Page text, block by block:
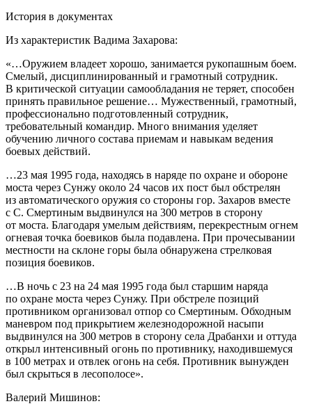
История в документах
Из характеристик Вадима Захарова:
«…Оружием владеет хорошо, занимается рукопашным боем.
Смелый, дисциплинированный и грамотный сотрудник.
В критической ситуации самообладания не теряет, способен
принять правильное решение… Мужественный, грамотный,
профессионально подготовленный сотрудник,
требовательный командир. Много внимания уделяет
обучению личного состава приемам и навыкам ведения
боевых действий.
…23 мая 1995 года, находясь в наряде по охране и обороне
моста через Сунжу около 24 часов их пост был обстрелян
из автоматического оружия со стороны гор. Захаров вместе
с С. Смертиным выдвинулся на 300 метров в сторону
от моста. Благодаря умелым действиям, перекрестным огнем
огневая точка боевиков была подавлена. При прочесывании
местности на склоне горы была обнаружена стрелковая
позиция боевиков.
…В ночь с 23 на 24 мая 1995 года был старшим наряда
по охране моста через Сунжу. При обстреле позиций
противником организовал отпор со Смертиным. Обходным
маневром под прикрытием железнодорожной насыпи
выдвинулся на 300 метров в сторону села Драбанхи и оттуда
открыл интенсивный огонь по противнику, находившемуся
в 100 метрах и отвлек огонь на себя. Противник вынужден
был скрыться в лесополосе».
Валерий Мишинов: